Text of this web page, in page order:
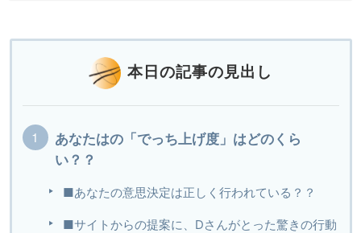
本日の記事の見出し
あなたはの「でっち上げ度」はどのくら
い？？
■あなたの意思決定は正しく行われている？？
■サイトからの提案に、Dさんがとった驚きの行動